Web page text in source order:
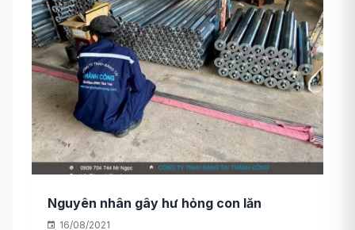
Nguyên nhân gây hư hỏng con lăn
16/08/2021